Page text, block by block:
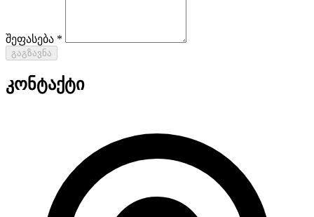
შეფასება *
გაგზავნა
კონტაქტი